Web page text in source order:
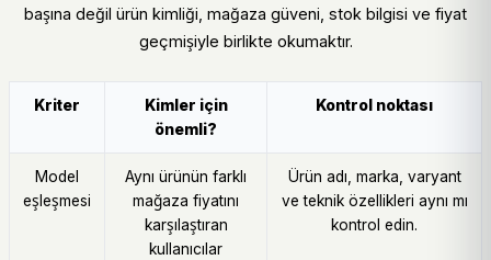
başına değil ürün kimliği, mağaza güveni, stok bilgisi ve fiyat
geçmişiyle birlikte okumaktır.
Kriter
Kimler için
önemli?
Kontrol noktası
Model
eşleşmesi
Aynı ürünün farklı
mağaza fiyatını
karşılaştıran
kullanıcılar
Ürün adı, marka, varyant
ve teknik özellikleri aynı mı
kontrol edin.